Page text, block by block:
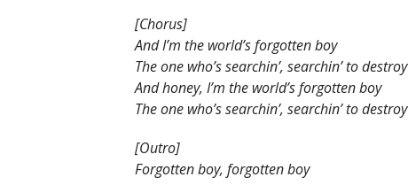
[Chorus]
And I’m the world’s forgotten boy
The one who’s searchin’, searchin’ to destroy
And honey, I’m the world’s forgotten boy
The one who’s searchin’, searchin’ to destroy
[Outro]
Forgotten boy, forgotten boy